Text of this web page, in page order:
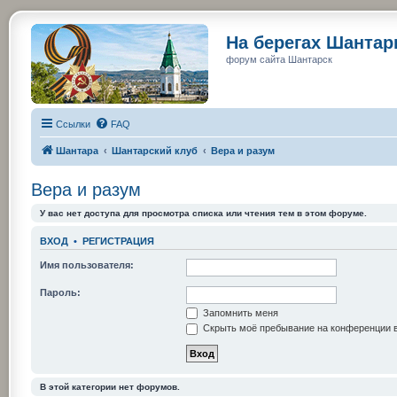
На берегах
форум сайта Шантарск
Ссылки FAQ
Шантара Шантарский клуб Вера и разум
Вера и разум
У вас нет доступа для просмотра списка или чтения тем в этом форуме.
ВХОД • РЕГИСТРАЦИЯ
Имя пользователя:
Пароль:
Запомнить меня
Скрыть моё пребывание на конференции
В этой категории нет форумов.